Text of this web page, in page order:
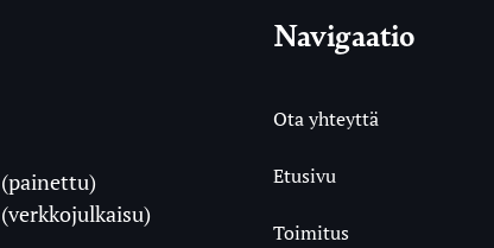
Navigaatio
Ota yhteyttä
Etusivu
Toimitus